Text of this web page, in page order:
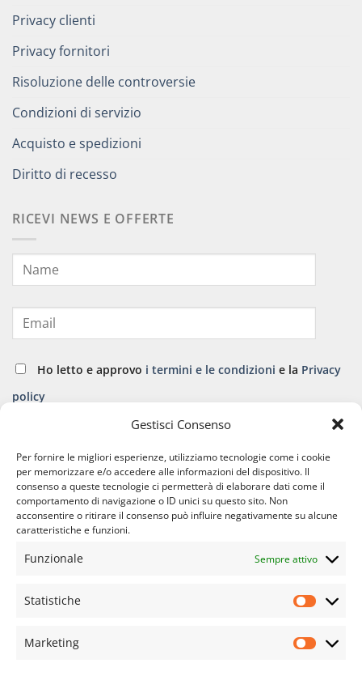
Gestisci Consenso
Per fornire le migliori esperienze, utilizziamo tecnologie come i cookie
per memorizzare e/o accedere alle informazioni del dispositivo. Il
consenso a queste tecnologie ci permetterà di elaborare dati come il
comportamento di navigazione o ID unici su questo sito. Non
acconsentire o ritirare il consenso può influire negativamente su alcune
caratteristiche e funzioni.
Funzionale Sempre attivo
Statistiche
Marketing
Privacy clienti
Privacy fornitori
Risoluzione delle controversie
Condizioni di servizio
Acquisto e spedizioni
Diritto di recesso
RICEVI NEWS E OFFERTE
Ho letto e approvo i termini e le condizioni e la Privacy
policy
APPARATO OSTEO ARTICOLARE
APPARATO RESPIRATORIO
SISTEMA NERVOSO
STOMACO E INTESTINO